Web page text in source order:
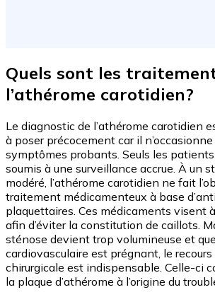
Quels sont les
l’athérome carotidien?
Le diagnostic de l’athérome carotidien
à poser précocement car il
symptômes probants. Seuls les
soumis à une surveillance accrue. À un
modéré, l’athérome carotidien ne fait
traitement médicamenteux à base
plaquettaires. Ces médicaments visent
afin d’éviter la constitution de caillots.
sténose devient trop volumineuse et
cardiovasculaire est prégnant, le
chirurgicale est indispensable. Celle-ci
la plaque d’athérome à l’origine du